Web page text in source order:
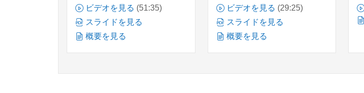
ビデオを見る (51:35)
スライドを見る
概要を見る
ビデオを見る (29:25)
スライドを見る
概要を見る